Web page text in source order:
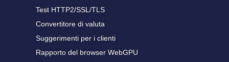
Test HTTP2/SSL/TLS
Convertitore di valuta
Suggerimenti per i clienti
Rapporto del browser WebGPU